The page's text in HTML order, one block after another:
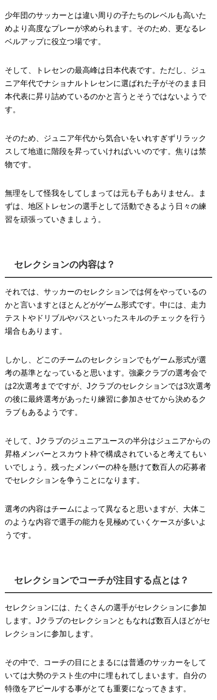
少年団のサッカーとは違い周りの子たちのレベルも高いた
めより高度なプレーが求められます。そのため、更なるレ
ベルアップに役立つ場です。
そして、トレセンの最高峰は日本代表です。ただし、ジュ
ニア年代でナショナルトレセンに選ばれた子がそのまま日
本代表に昇り詰めているのかと言うとそうではないようで
す。
そのため、ジュニア年代から気合いをいれすぎずリラック
スして地道に階段を昇っていければいいのです。焦りは禁
物です。
無理をして怪我をしてしまっては元も子もありません。ま
ずは、地区トレセンの選手として活動できるよう日々の練
習を頑張っていきましょう。
セレクションの内容は？
それでは、サッカーのセレクションでは何をやっているの
かと言いますとほとんどがゲーム形式です。中には、走力
テストやドリブルやパスといったスキルのチェックを行う
場合もあります。
しかし、どこのチームのセレクションでもゲーム形式が選
考の基準となっていると思います。強豪クラブの選考会で
は2次選考までですが、Jクラブのセレクションでは3次選考
の後に最終選考があったり練習に参加させてから決めるク
ラブもあるようです。
そして、Jクラブのジュニアユースの半分はジュニアからの
昇格メンバーとスカウト枠で構成されていると考えてもい
いでしょう。残ったメンバーの枠を懸けて数百人の応募者
でセレクションを争うことになります。
選考の内容はチームによって異なると思いますが、大体こ
のような内容で選手の能力を見極めていくケースが多いよ
うです。
セレクションでコーチが注目する点とは？
セレクションには、たくさんの選手がセレクションに参加
します。Jクラブのセレクションともなれば数百人ほどがセ
レクションに参加します。
その中で、コーチの目にとまるには普通のサッカーをして
いては大勢のテスト生の中に埋もれてしまいます。自分の
特徴をアピールする事がとても重要になってきます。